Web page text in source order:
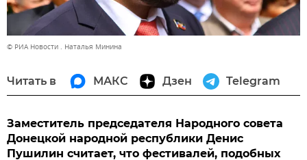
© РИА Новости . Наталья Минина
Читать в МАКС Дзен Telegram
Заместитель председателя Народного совета
Донецкой народной республики Денис
Пушилин считает, что фестивалей, подобных